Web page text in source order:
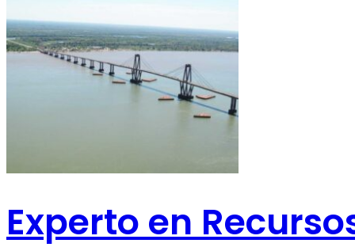
Experto en